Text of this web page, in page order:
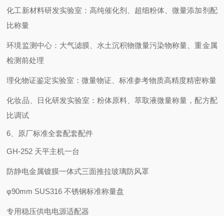
化工新材料研发实验室：高纯催化剂、超细粉体、微量添加剂配
比称量
环境监测中心：大气滤膜、水土沉积物微量污染物称量、重金属
检测前处理
理化物证鉴定实验室：微量物证、标准参考物质高精度精密称量
化妆品、日化研发实验室：粉体原料、萃取液微量称量，配方配
比调试
6、原厂标准全套配套配件
GH-252 天平主机一台
防静电金属镀膜一体式三面推拉玻璃防风罩
φ90mm SUS316 不锈钢标准称量盘
专用稳压供电电源适配器